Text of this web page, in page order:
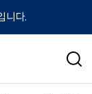
니다.
검